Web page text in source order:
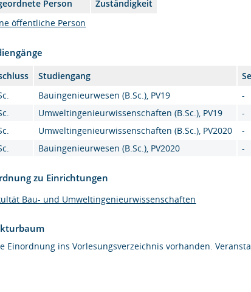
Person
Zuständigkeit
öffentliche Person
Studiengang
Bauingenieurwesen (B.Sc.), PV19
-
Umweltingenieurwissenschaften (B.Sc.), PV19
-
Umweltingenieurwissenschaften (B.Sc.), PV2020
-
Bauingenieurwesen (B.Sc.), PV2020 -
zu Einrichtungen
Bau- und Umweltingenieurwissenschaften
Einordnung ins Vorlesungsverzeichnis vorhanden.